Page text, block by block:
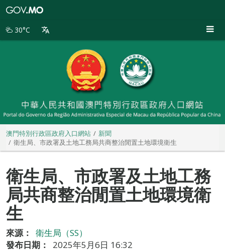
別
30°C
澳門特別行政區政府入口網站
新聞
衛生局、市政署及土地工務局共商整治閒置土地環境衛生
衛生局、市政署及土地工務
局共商整治閒置土地環境衛
生
來源：
衛生局（SS）
發布日期：
2025年5月6日 16:32